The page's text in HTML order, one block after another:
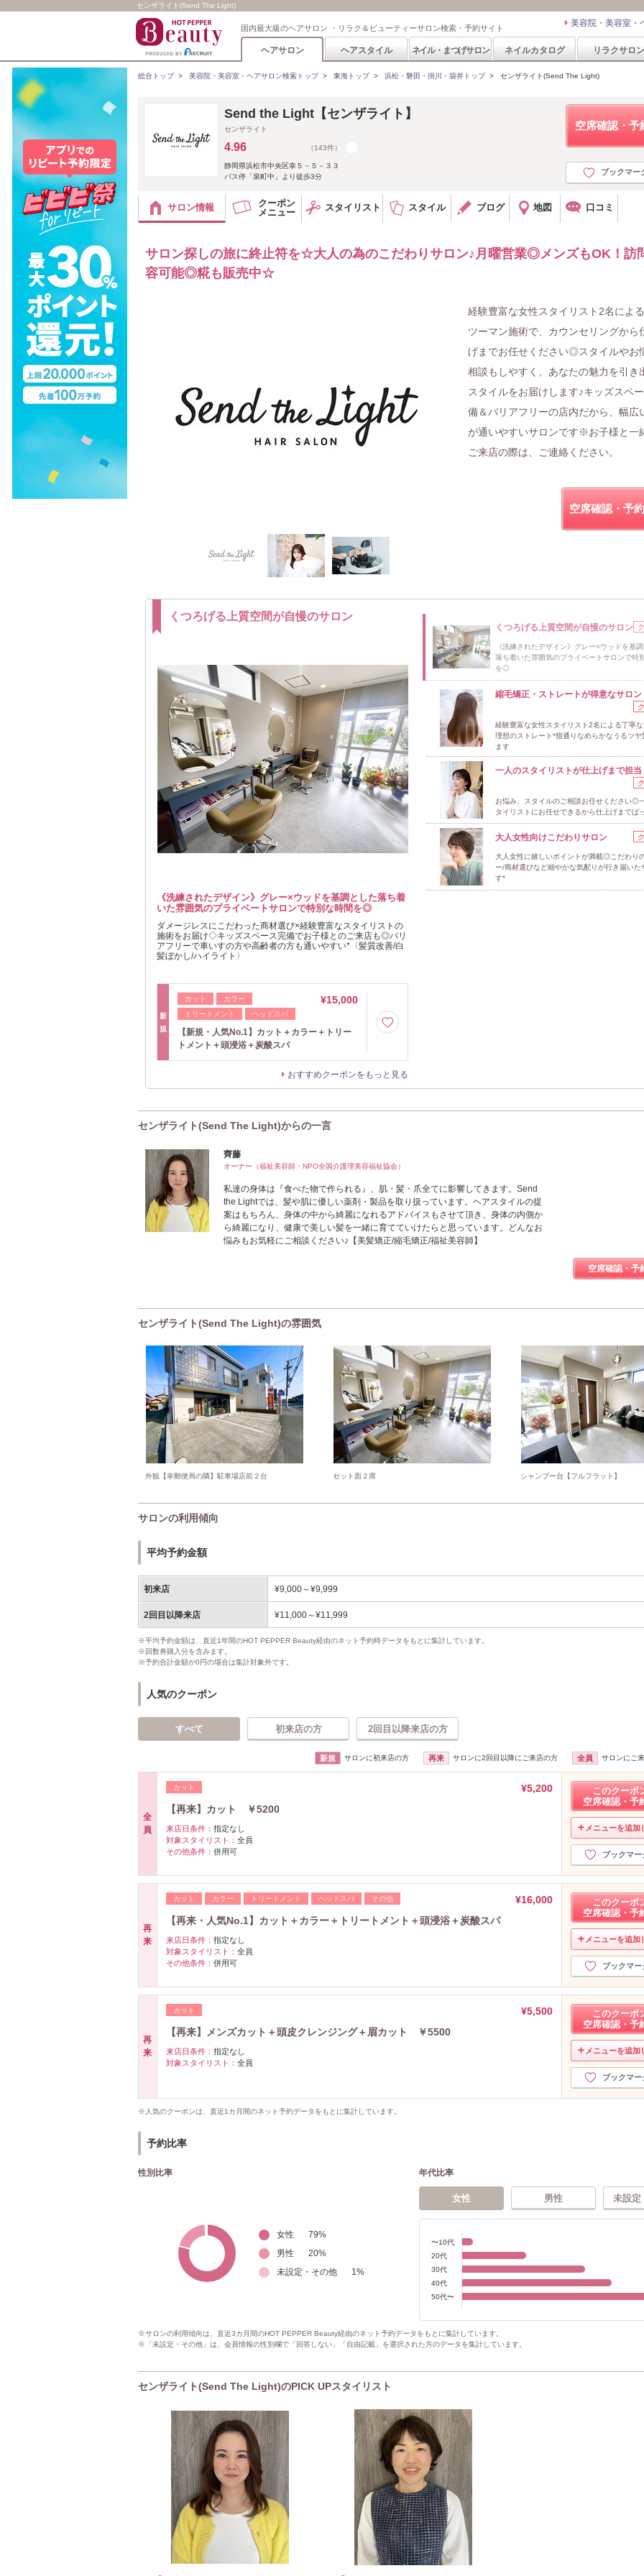
センザライト(Send The Light)
国内最大級のヘアサロン ・リラク＆ビューティーサロン検索・予約サイト 美容院・美容室・
ヘアサロン ヘアスタイル ネイル・まつげサロン ネイルカタログ リラクサロン
総合トップ> 美容院・美容室・ヘアサロン検索トップ> 東海トップ> 浜松・磐田・掛川・袋井トップ> センザライト(Send The Light)
空席確認・予
ブックマー
Send the Light【センザライト】
センザライト
4.96 （143件）
静岡県浜松市中央区幸５－５－３３
バス停「泉町中」より徒歩3分
サロン情報
クーポン
メニュー
スタイリスト スタイル ブログ 地図 口コミ
サロン探しの旅に終止符を☆大人の為のこだわりサロン♪月曜営業◎メンズもOK！訪
容可能◎糀も販売中☆
経験豊富な女性スタイリスト2名によ
ツーマン施術で、カウンセリングから
げまでお任せください◎スタイルやお
相談もしやすく、あなたの魅力を引き
スタイルをお届けします♪キッズスペ
備＆バリアフリーの店内だから、幅広
が通いやすいサロンです※お子様と一
ご来店の際は、ご連絡ください。
空席確認・予
くつろげる上質空間が自慢のサロン
《洗練されたデザイン》グレー×ウッドを基調とした落ち着
いた雰囲気のプライベートサロンで特別な時間を◎
ダメージレスにこだわった商材選び×経験豊富なスタイリストの
施術をお届け◇キッズスペース完備でお子様とのご来店も◎バリ
アフリーで車いすの方や高齢者の方も通いやすい*〈髪質改善/白
髪ぼかし/ハイライト〉
新
規
カット
カラー
トリートメント
ヘッドスパ
¥15,000
【新規・人気No.1】カット＋カラー＋トリー
トメント＋頭浸浴＋炭酸スパ
おすすめクーポンをもっと見る
くつろげる上質空間が自慢のサロン
《洗練されたデザイン》グレー×ウッドを基
落ち着いた雰囲気のプライベートサロンで特
を◎
縮毛矯正・ストレートが得意なサロン
経験豊富な女性スタイリスト2名による丁寧
理想のストレート*指通りなめらかなうるツヤ
ます
一人のスタイリストが仕上げまで担当
お悩み、スタイルのご相談お任せください◎
タイリストにお任せできるから仕上げまでば
大人女性向けこだわりサロン
大人女性に嬉しいポイントが満載◎こだわり
ー/商材選びなど細やかな気配りが行き届いた
す*
センザライト(Send The Light)からの一言
齊藤
オーナー（福祉美容師・NPO全国介護理美容福祉協会）
私達の身体は『食べた物で作られる』、肌・髪・爪全てに影響してきます。Send
the Lightでは、髪や肌に優しい薬剤・製品を取り扱っています。ヘアスタイルの提
案はもちろん、身体の中から綺麗になれるアドバイスもさせて頂き、身体の内側か
ら綺麗になり、健康で美しい髪を一緒に育てていけたらと思っています。どんなお
悩みもお気軽にご相談ください♪【美髪矯正/縮毛矯正/福祉美容師】
空席確認・予
センザライト(Send The Light)の雰囲気
外観【幸郵便局の隣】駐車場店前２台 セット面２席 シャンプー台【フルフラット】
サロンの利用傾向
平均予約金額
初来店 ¥9,000～¥9,999
2回目以降来店 ¥11,000～¥11,999
※平均予約金額は、直近1年間のHOT PEPPER Beauty経由のネット予約時データをもとに集計しています。
※回数券購入分を含みます。
※予約合計金額が0円の場合は集計対象外です。
人気のクーポン
すべて 初来店の方 2回目以降来店の方
新規 サロンに初来店の方 再来 サロンに2回目以降にご来店の方 全員 サロンにご
全
員
カット
¥5,200
【再来】カット ￥5200
来店日条件： 指定なし
対象スタイリスト： 全員
その他条件： 併用可
このクーポ
空席確認・予
メニューを追加
ブックマー
再
来
カット カラー トリートメント ヘッドスパ その他
¥16,000
【再来・人気No.1】カット＋カラー＋トリートメント＋頭浸浴＋炭酸スパ
来店日条件： 指定なし
対象スタイリスト： 全員
その他条件： 併用可
このクーポ
空席確認・予
メニューを追加
ブックマー
再
来
カット
¥5,500
【再来】メンズカット＋頭皮クレンジング＋眉カット ￥5500
来店日条件： 指定なし
対象スタイリスト： 全員
このクーポ
空席確認・予
メニューを追加
ブックマー
※人気のクーポンは、直近1カ月間のネット予約データをもとに集計しています。
予約比率
性別比率
女性 79%
男性
20%
未設定・その他
1%
年代比率
女性 男性 未設定
〜10代
20代
30代
40代
50代〜
※サロンの利用傾向は、直近3カ月間のHOT PEPPER Beauty経由のネット予約データをもとに集計しています。
※「未設定・その他」は、会員情報の性別欄で「回答しない」「自由記載」を選択された方のデータを集計しています。
センザライト(Send The Light)のPICK UPスタイリスト